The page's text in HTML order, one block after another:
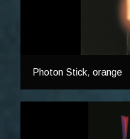
Photon Stick, orange